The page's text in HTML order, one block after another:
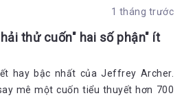
1 tháng trước
thử cuốn" hai số phận" ít
hay bậc nhất của Jeffrey Archer.
mê một cuốn tiểu thuyết hơn 700